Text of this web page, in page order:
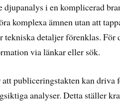
djupanalys i en komplicerad
komplexa ämnen utan att
tekniska detaljer förenklas.
via länkar eller sök.
publiceringstakten kan driva
analyser. Detta ställer